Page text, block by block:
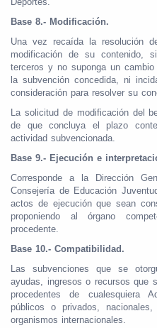
Base 8.- Modificación.
Una vez recaída la resolución
modificación de su contenido,
terceros y no suponga un
la subvención concedida, ni
consideración para resolver su
La solicitud de modificación del
de que concluya el plazo
actividad subvencionada.
Base 9.- Ejecución e
Corresponde a la Dirección
Consejería de Educación
actos de ejecución que sean
proponiendo al órgano
procedente.
Base 10.- Compatibilidad.
Las subvenciones que se
ayudas, ingresos o recursos que
procedentes de cualesquiera
públicos o privados,
organismos internacionales.